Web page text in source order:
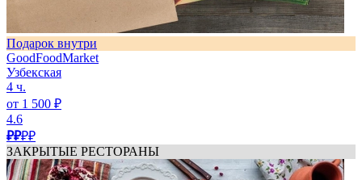
Подарок внутри
GoodFoodMarket
Узбекская
4 ч.
от 1 500 ₽
4.6
₽₽₽₽
ЗАКРЫТЫЕ РЕСТОРАНЫ